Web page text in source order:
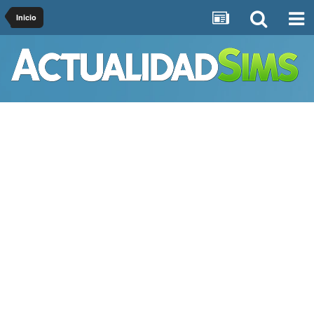
Inicio